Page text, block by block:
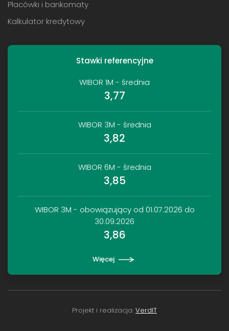
Placówki i bankomaty
Kalkulator kredytowy
Stawki referencyjne
WIBOR 1M - średnia
3,77
WIBOR 3M - średnia
3,82
WIBOR 6M - średnia
3,85
WIBOR 3M - obowiązujący od 01.07.2026 do
30.09.2026
3,86
Więcej
Projekt i realizacja: VerdIT